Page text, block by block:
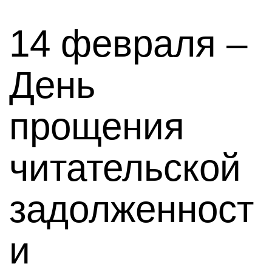
14 февраля –
День
прощения
читательской
задолженност
и